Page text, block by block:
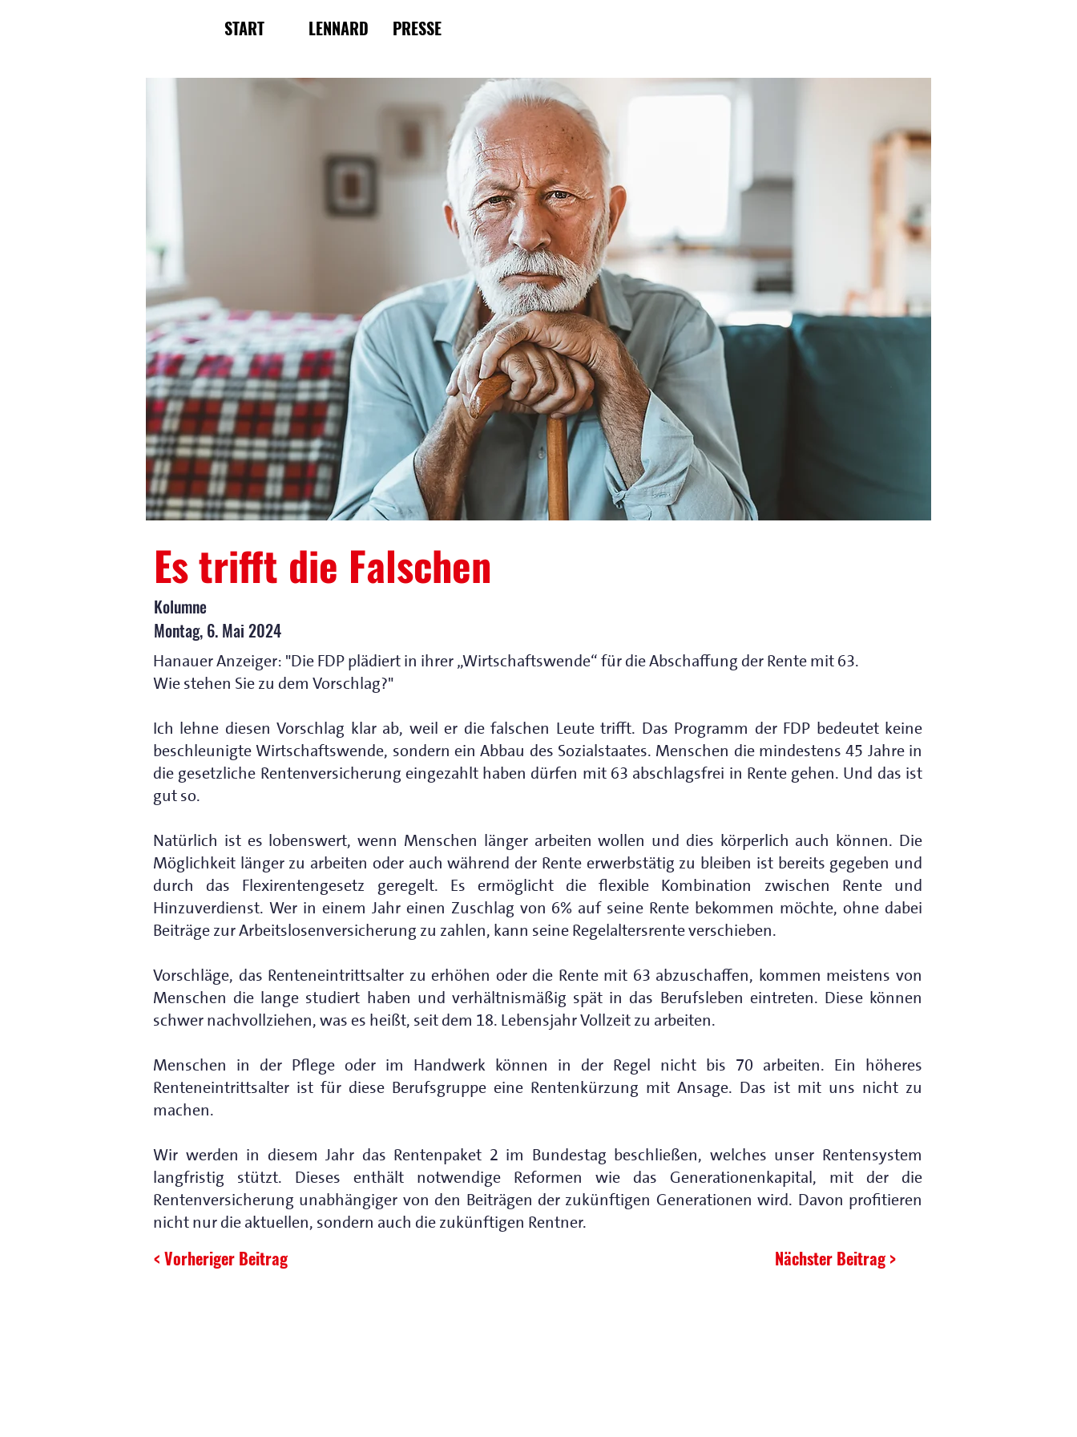
START LENNARD PRESSE
Es trifft die Falschen
Kolumne
Montag, 6. Mai 2024
Hanauer Anzeiger: "Die FDP plädiert in ihrer „Wirtschaftswende“ für die Abschaffung der Rente mit 63.
Wie stehen Sie zu dem Vorschlag?"
Ich lehne diesen Vorschlag klar ab, weil er die falschen Leute trifft. Das Programm der FDP bedeutet keine
beschleunigte Wirtschaftswende, sondern ein Abbau des Sozialstaates. Menschen die mindestens 45 Jahre in
die gesetzliche Rentenversicherung eingezahlt haben dürfen mit 63 abschlagsfrei in Rente gehen. Und das ist
gut so.
Natürlich ist es lobenswert, wenn Menschen länger arbeiten wollen und dies körperlich auch können. Die
Möglichkeit länger zu arbeiten oder auch während der Rente erwerbstätig zu bleiben ist bereits gegeben und
durch das Flexirentengesetz geregelt. Es ermöglicht die flexible Kombination zwischen Rente und
Hinzuverdienst. Wer in einem Jahr einen Zuschlag von 6% auf seine Rente bekommen möchte, ohne dabei
Beiträge zur Arbeitslosenversicherung zu zahlen, kann seine Regelaltersrente verschieben.
Vorschläge, das Renteneintrittsalter zu erhöhen oder die Rente mit 63 abzuschaffen, kommen meistens von
Menschen die lange studiert haben und verhältnismäßig spät in das Berufsleben eintreten. Diese können
schwer nachvollziehen, was es heißt, seit dem 18. Lebensjahr Vollzeit zu arbeiten.
Menschen in der Pflege oder im Handwerk können in der Regel nicht bis 70 arbeiten. Ein höheres
Renteneintrittsalter ist für diese Berufsgruppe eine Rentenkürzung mit Ansage. Das ist mit uns nicht zu
machen.
Wir werden in diesem Jahr das Rentenpaket 2 im Bundestag beschließen, welches unser Rentensystem
langfristig stützt. Dieses enthält notwendige Reformen wie das Generationenkapital, mit der die
Rentenversicherung unabhängiger von den Beiträgen der zukünftigen Generationen wird. Davon profitieren
nicht nur die aktuellen, sondern auch die zukünftigen Rentner.
< Vorheriger Beitrag Nächster Beitrag >